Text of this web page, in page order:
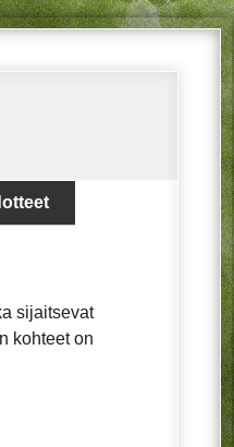
sijaitsevat
kohteet on